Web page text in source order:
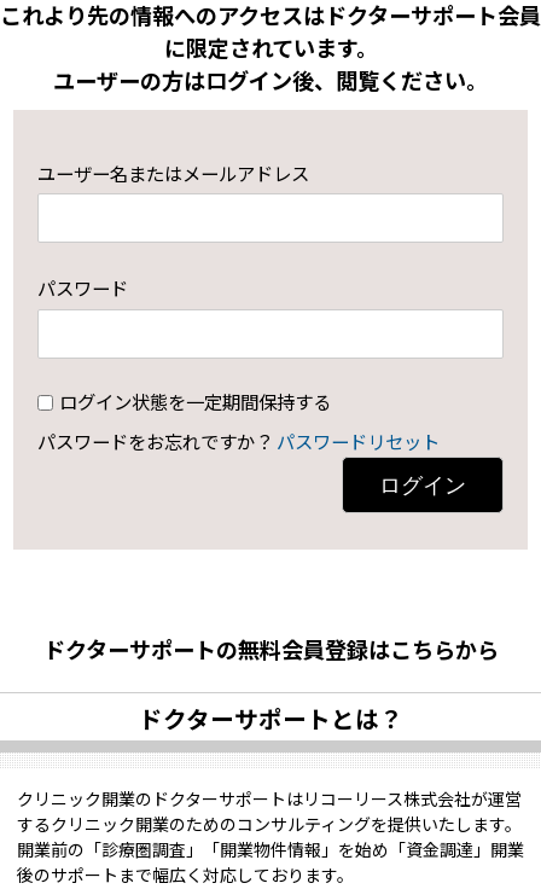
これより先の情報へのアクセスはドクターサポート会員
に限定されています。
ユーザーの方はログイン後、閲覧ください。
ユーザー名またはメールアドレス
パスワード
ログイン状態を一定期間保持する
パスワードをお忘れですか？ パスワードリセット
ログイン
ドクターサポートの無料会員登録はこちらから
ドクターサポートとは？
クリニック開業のドクターサポートはリコーリース株式会社が運営
するクリニック開業のためのコンサルティングを提供いたします。
開業前の「診療圏調査」「開業物件情報」を始め「資金調達」開業
後のサポートまで幅広く対応しております。